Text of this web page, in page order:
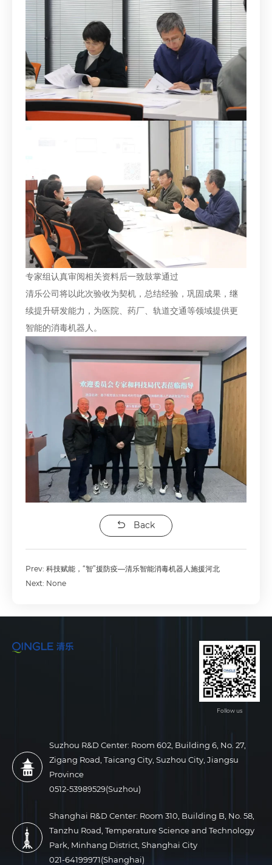
专家组认真审阅相关资料后一致鼓掌通过
清乐公司将以此次验收为契机，总结经验，巩固成果，继
续提升研发能力，为医院、药厂、轨道交通等领域提供更
智能的消毒机器人。
Back
Prev:科技赋能，“智”援防疫—清乐智能消毒机器人施援河北
Next: None
Follow us
Suzhou R&D Center: Room 602, Building 6, No. 27,
Zigang Road, Taicang City, Suzhou City, Jiangsu
Province
0512-53989529(Suzhou)
Shanghai R&D Center: Room 310, Building B, No. 58,
Tanzhu Road, Temperature Science and Technology
Park, Minhang District, Shanghai City
021-64199971(Shanghai)